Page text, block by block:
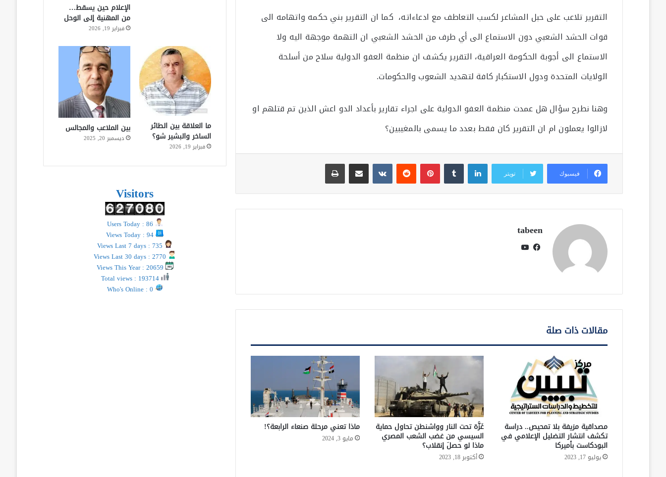
التقرير تلاعب على حبل المشاعر لكسب التعاطف مع ادعاءاته، كما ان التقرير بني حكمه واتهامه الى
قوات الحشد الشعبي دون الاستماع الى أي طرف من الحشد الشعبي ان التهمة موجهة اليه ولا
الاستماع الى أجوبة الحكومة العراقية، التقرير يكشف ان منظمة العفو الدولية سلاح من أسلحة
الولايات المتحدة ودول الاستكبار كافة لتهديد الشعوب والحكومات.
وهنا نطرح سؤال هل عمدت منظمة العفو الدولية على اجراء تقارير بأعداد الدو اعش الذين تم قتلهم او
لازالوا يعملون ام ان التقرير كان فقط بعدد ما يسمى بالمغيبين؟
فيسبوك تويتر
لينكدإن ‏Tumblr بينتيريست
‏Reddit
‏VKontakte مشاركة عبر البريد طباعة
tabeen
فيسبوك
مقالات ذات صلة
مصداقية مزيفة بلا تمحيص.. دراسة
تكشف انتشار التضليل الإعلامي في
البودكاست بأميركا
يوليو 17, 2023
غَزَّة تحت النار وواشنطن تحاول حماية
السيسي من غضب الشعب المصري
ماذا لو حصلَ إنقلاب؟
أكتوبر 18, 2023
ماذا تعني مرحلة صنعاء الرابعة؟!
مايو 3, 2024
الإعلام حين يسقط…
من المهنية إلى الوحل
فبراير 19, 2026
ما العلاقة بين الطائر
الساخر والبشير شو؟
فبراير 19, 2026
بين الملاعب والمجالس
ديسمبر 20, 2025
Visitors
Total views : 193714